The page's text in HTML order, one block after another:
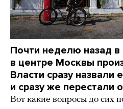
Почти неделю назад в
в центре Москвы
Власти сразу назвали
и сразу же перестали
Вот какие вопросы до сих